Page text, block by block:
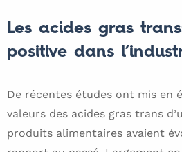
Les acides gras
positive dans
De récentes études ont mis en
valeurs des acides gras trans
produits alimentaires avaient